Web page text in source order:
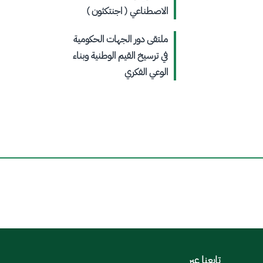
الاصطناعي ( اجنتكثون⁩ )
ملتقى دور الجهات الحكومية
في ترسيخ القيم الوطنية وبناء
الوعي الفكري